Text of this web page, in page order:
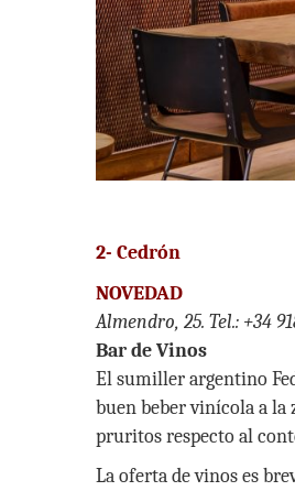
2- Cedrón
NOVEDAD
Almendro, 25. Tel.: +34
Bar de Vinos
El sumiller argentino
buen beber vinícola a la
pruritos respecto al
La oferta de vinos es